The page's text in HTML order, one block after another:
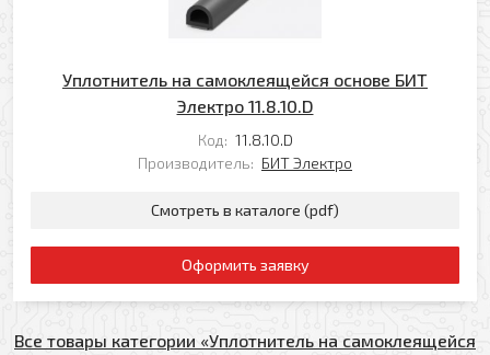
Уплотнитель на самоклеящейся основе БИТ
Электро 11.8.10.D
Код: 11.8.10.D
Производитель: БИТ Электро
Смотреть в каталоге (pdf)
Оформить заявку
Все товары категории «Уплотнитель на самоклеящейся